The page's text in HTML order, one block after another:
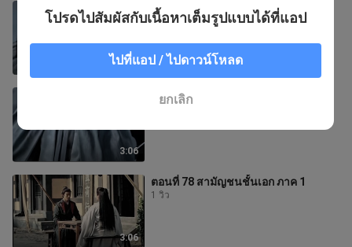
3:06
ตอนที่ 83 สามัญชนชั้นเอก ภาค 1
2 วิว
3:06
ตอนที่ 81 สามัญชนชั้นเอก ภาค 1
3:06
ตอนที่ 78 สามัญชนชั้นเอก ภาค 1
1 วิว
โปรดไปสัมผัสกับเนื้อหาเต็มรูปแบบได้ที่แอป
ไปที่แอป / ไปดาวน์โหลด
ยกเลิก